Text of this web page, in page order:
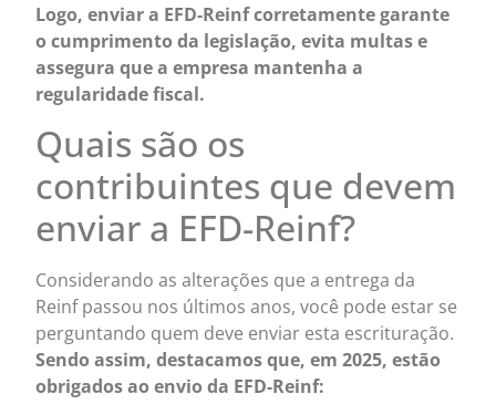
Logo, enviar a EFD-Reinf corretamente garante
o cumprimento da legislação, evita multas e
assegura que a empresa mantenha a
regularidade fiscal.
Quais são os
contribuintes que devem
enviar a EFD-Reinf?
Considerando as alterações que a entrega da
Reinf passou nos últimos anos, você pode estar se
perguntando quem deve enviar esta escrituração.
Sendo assim, destacamos que, em 2025, estão
obrigados ao envio da EFD-Reinf: